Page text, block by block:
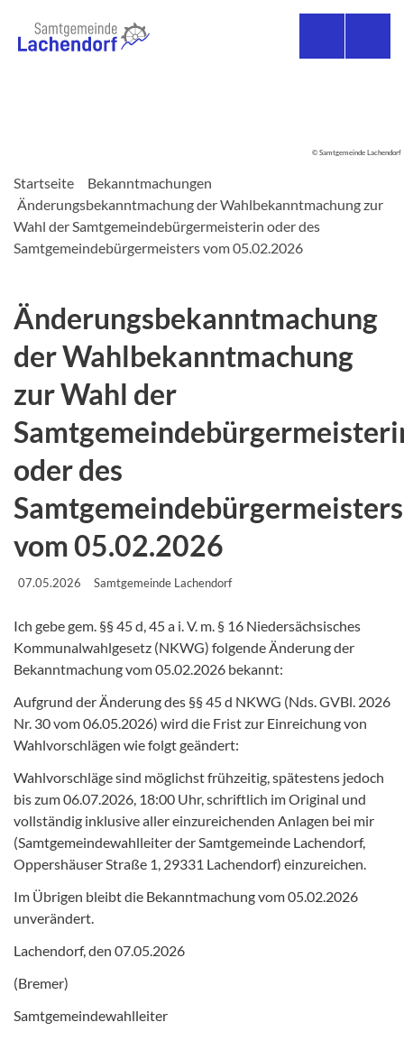
© Samtgemeinde Lachendorf
Startseite
Bekanntmachungen
Änderungsbekanntmachung der Wahlbekanntmachung zur
Wahl der Samtgemeindebürgermeisterin oder des
Samtgemeindebürgermeisters vom 05.02.2026
Änderungsbekanntmachung
der Wahlbekanntmachung
zur Wahl der
oder des
Samtgemeindebürgermeisters
vom 05.02.2026
07.05.2026 Samtgemeinde Lachendorf
Ich gebe gem. §§ 45 d, 45 a i. V. m. § 16 Niedersächsisches
Kommunalwahlgesetz (NKWG) folgende Änderung der
Bekanntmachung vom 05.02.2026 bekannt:
Aufgrund der Änderung des §§ 45 d NKWG (Nds. GVBl. 2026
Nr. 30 vom 06.05.2026) wird die Frist zur Einreichung von
Wahlvorschlägen wie folgt geändert:
Wahlvorschläge sind möglichst frühzeitig, spätestens jedoch
bis zum 06.07.2026, 18:00 Uhr, schriftlich im Original und
vollständig inklusive aller einzureichenden Anlagen bei mir
(Samtgemeindewahlleiter der Samtgemeinde Lachendorf,
Oppershäuser Straße 1, 29331 Lachendorf) einzureichen.
Im Übrigen bleibt die Bekanntmachung vom 05.02.2026
unverändert.
Lachendorf, den 07.05.2026
(Bremer)
Samtgemeindewahlleiter